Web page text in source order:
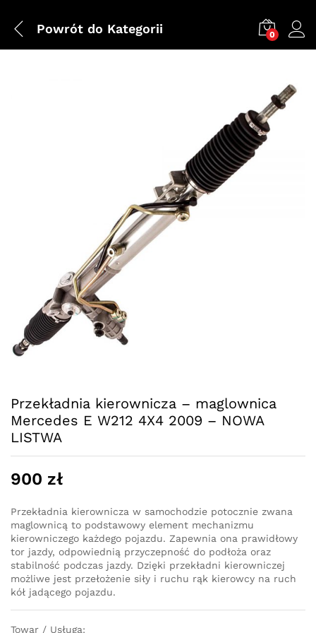
Powrót do Kategorii 0
Przekładnia kierownicza – maglownica
Mercedes E W212 4X4 2009 – NOWA
LISTWA
900 zł
Przekładnia kierownicza w samochodzie potocznie zwana
maglownicą to podstawowy element mechanizmu
kierowniczego każdego pojazdu. Zapewnia ona prawidłowy
tor jazdy, odpowiednią przyczepność do podłoża oraz
stabilność podczas jazdy. Dzięki przekładni kierowniczej
możliwe jest przełożenie siły i ruchu rąk kierowcy na ruch
kół jadącego pojazdu.
Towar / Usługa: